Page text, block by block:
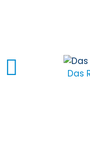
Das